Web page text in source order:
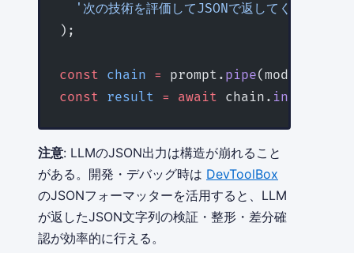
'次の技術を評価してJSONで返してください:
);
const chain = prompt. pipe(model).
const result = await chain. invoke
注意: LLMのJSON出力は構造が崩れること
がある。開発・デバッグ時は DevToolBox
のJSONフォーマッターを活用すると、LLM
が返したJSON文字列の検証・整形・差分確
認が効率的に行える。